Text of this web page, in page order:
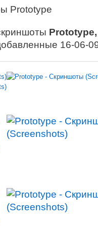
Prototype
Prototype,
16-06-